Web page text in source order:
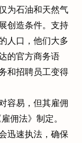
为石油和天然气
创造条件。支持
人口，他们大多
的官方商务语
和招聘员工变得
容易，但其雇佣
佣法》制定。
迅速执法，确保